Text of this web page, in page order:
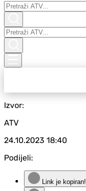
Izvor:
ATV
24.10.2023 18:40
Podijeli:
Link je kopiran!